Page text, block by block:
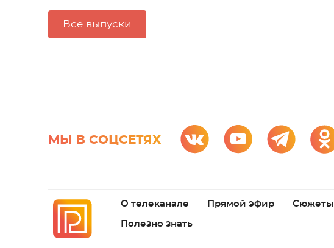
Все выпуски
МЫ В СОЦСЕТЯХ
О телеканале Прямой эфир Сюжеты
Полезно знать